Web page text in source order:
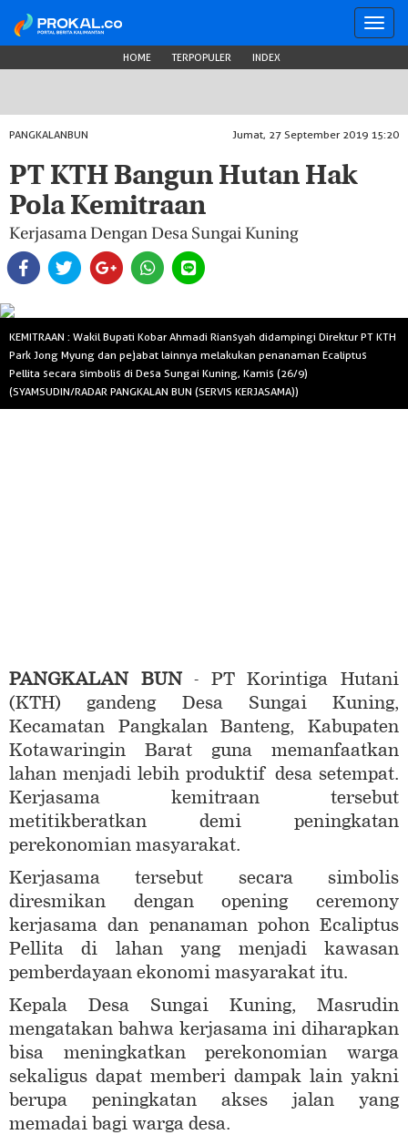
HOME TERPOPULER INDEX
PANGKALANBUN Jumat, 27 September 2019 15:20
PT KTH Bangun Hutan Hak
Pola Kemitraan
Kerjasama Dengan Desa Sungai Kuning
KEMITRAAN : Wakil Bupati Kobar Ahmadi Riansyah didampingi Direktur PT KTH
Park Jong Myung dan pejabat lainnya melakukan penanaman Ecaliptus
Pellita secara simbolis di Desa Sungai Kuning, Kamis (26/9)
(SYAMSUDIN/RADAR PANGKALAN BUN (SERVIS KERJASAMA))
PANGKALAN BUN- PT Korintiga Hutani
(KTH) gandeng Desa Sungai Kuning,
Kecamatan Pangkalan Banteng, Kabupaten
Kotawaringin Barat guna memanfaatkan
lahan menjadi lebih produktif desa setempat.
Kerjasama kemitraan tersebut
metitikberatkan demi peningkatan
perekonomian masyarakat.
Kerjasama tersebut secara simbolis
diresmikan dengan opening ceremony
kerjasama dan penanaman pohon Ecaliptus
Pellita di lahan yang menjadi kawasan
pemberdayaan ekonomi masyarakat itu.
Kepala Desa Sungai Kuning, Masrudin
mengatakan bahwa kerjasama ini diharapkan
bisa meningkatkan perekonomian warga
sekaligus dapat memberi dampak lain yakni
berupa peningkatan akses jalan yang
memadai bagi warga desa.